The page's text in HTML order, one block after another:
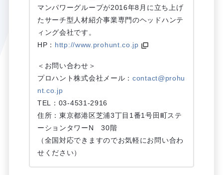
マンパワーグループが2016年8月に立ち上げ
たサーチ型人材紹介事業専門のヘッドハンテ
ィング会社です。
HP： http://www.prohunt.co.jp
＜お問い合わせ＞
プロハント株式会社メール：contact@prohu
nt.co.jp
TEL：03-4531-2916
住所：東京都港区芝浦3丁目1番1号田町ステ
ーションタワーN 30階
（全国対応できますのでお気軽にお問い合わ
せください）